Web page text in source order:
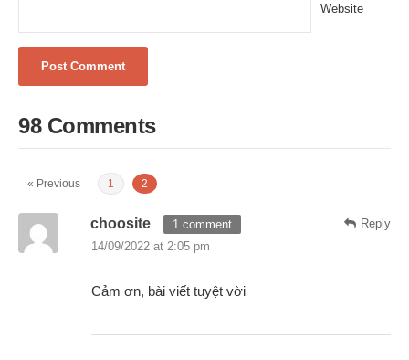
Website
98 Comments
« Previous 1 2
Reply
choosite
1 comment
14/09/2022 at 2:05 pm
Cảm ơn, bài viết tuyệt vời